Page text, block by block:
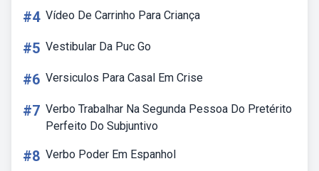
#4 Vídeo De Carrinho Para Criança
#5 Vestibular Da Puc Go
#6 Versiculos Para Casal Em Crise
#7 Verbo Trabalhar Na Segunda Pessoa Do Pretérito
Perfeito Do Subjuntivo
#8 Verbo Poder Em Espanhol